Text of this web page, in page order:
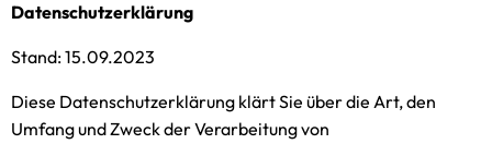
Datenschutzerklärung
Datenschutzerklärung
Stand: 15.09.2023
Diese Datenschutzerklärung klärt Sie über die Art, den
Umfang und Zweck der Verarbeitung von